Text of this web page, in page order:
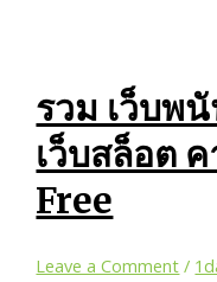
รวม เว็บพ
เว็บสล็อต
Free
Leave a Comment /